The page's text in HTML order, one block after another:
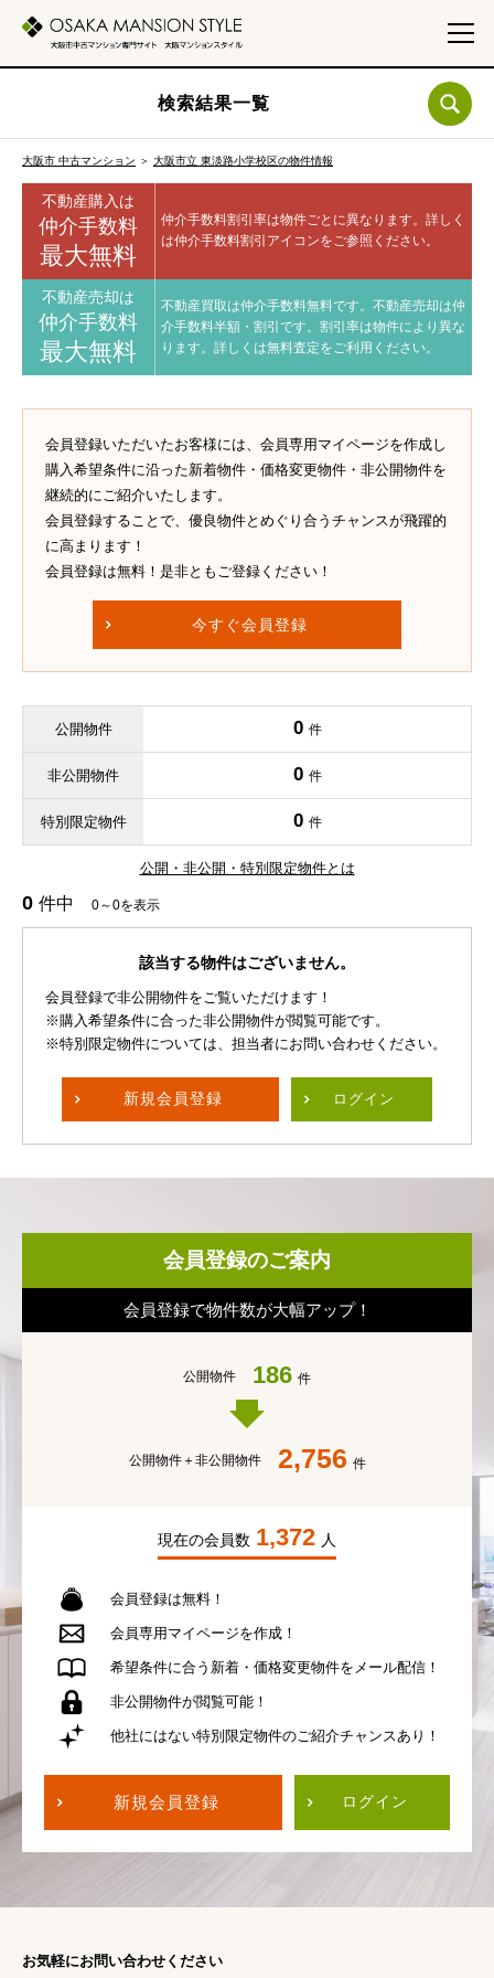
検索結果一覧
大阪市 中古マンション ＞ 大阪市立 東淡路小学校区の物件情報
不動産購入は
仲介手数料
最大無料
仲介手数料割引率は物件ごとに異なります。 詳しく
は仲介手数料割引アイコンをご参照ください。
不動産売却は
仲介手数料
最大無料
不動産買取は仲介手数料無料です。 不動産売却は仲
介手数料半額・割引です。 割引率は物件により異な
ります。 詳しくは無料査定をご利用ください。
会員登録いただいたお客様には、会員専用マイページを作成し
購入希望条件に沿った新着物件・価格変更物件・非公開物件を
継続的にご紹介いたします。
会員登録することで、優良物件とめぐり合うチャンスが飛躍的
に高まります！
会員登録は無料！是非ともご登録ください！
今すぐ会員登録
公開物件 0 件
非公開物件 0 件
特別限定物件 0 件
公開・非公開・特別限定物件とは
0 件中 0～0を表示
該当する物件はございません。
会員登録で非公開物件をご覧いただけます！
※購入希望条件に合った非公開物件が閲覧可能です。
※特別限定物件については、担当者にお問い合わせください。
新規会員登録 ログイン
会員登録のご案内
会員登録で物件数が大幅アップ！
公開物件 186 件
公開物件＋非公開物件 2,756 件
現在の会員数 1,372 人
会員登録は無料！
会員専用 マイページを作成！
希望条件に合う 新着・価格変更物件を メール配信！
非公開物件が閲覧可能！
他社にはない特別限定物件のご紹介チャンスあり！
新規会員登録 ログイン
お気軽にお問い合わせください